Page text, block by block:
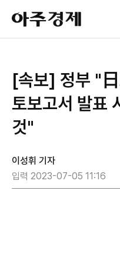
아
주
경
[속보] 정부 "
토보고서 발표
것"
이성휘 기자
입력 2023-07-05 11:16